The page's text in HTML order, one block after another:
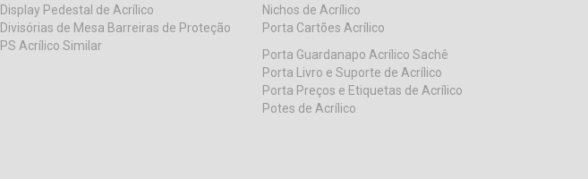
Display Pedestal de Acrílico
Divisórias de Mesa Barreiras de Proteção
PS Acrílico Similar
Nichos de Acrílico
Porta Cartões Acrílico
Porta Guardanapo Acrílico Sachê
Porta Livro e Suporte de Acrílico
Porta Preços e Etiquetas de Acrílico
Potes de Acrílico